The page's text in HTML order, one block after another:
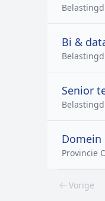
Bi &
Senior
Provincie
Vorige